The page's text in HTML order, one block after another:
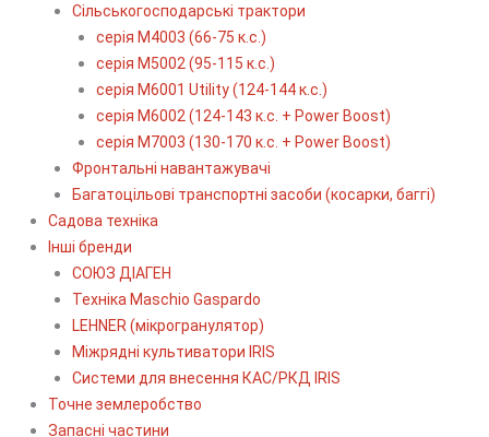
Сільськогосподарські трактори
серія М4003 (66-75 к.с.)
серія М5002 (95-115 к.с.)
серія M6001 Utility (124-144 к.с.)
серія М6002 (124-143 к.с. + Power Boost)
серія М7003 (130-170 к.с. + Power Boost)
Фронтальні навантажувачі
Багатоцільові транспортні засоби (косарки, баггі)
Садова техніка
Інші бренди
СОЮЗ ДІАГЕН
Техніка Maschio Gaspardo
LEHNER (мікрогранулятор)
Міжрядні культиватори IRIS
Системи для внесення КАС/РКД IRIS
Точне землеробство
Запасні частини